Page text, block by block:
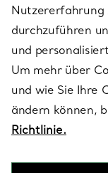
ÜBER TIFFANY &
RECHTLICHE
FOLGEN SIE UNS
Nutzererfahrung
durchzuführen
und
Um mehr über
und wie Sie Ihre
ändern können,
Richtlinie.